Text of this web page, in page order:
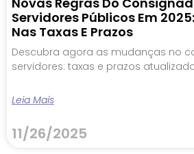
Servidores Públicos Em
Nas Taxas E Prazos
Descubra agora as mudanças no
servidores: taxas e prazos
Leia Mais
11/26/2025